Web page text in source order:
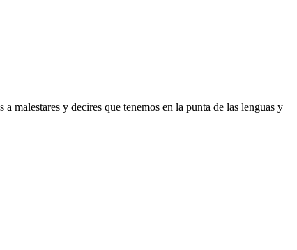
malestares y decires que tenemos en la punta de las lenguas y